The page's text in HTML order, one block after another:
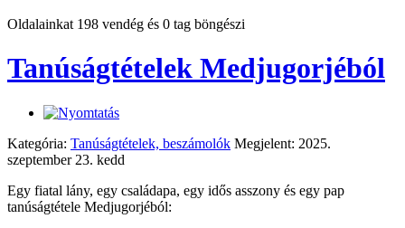
Oldalainkat 198 vendég és 0 tag böngészi
Tanúságtételek Medjugorjéból
Kategória: Tanúságtételek, beszámolók Megjelent: 2025.
szeptember 23. kedd
Egy fiatal lány, egy családapa, egy idős asszony és egy pap
tanúságtétele Medjugorjéból: